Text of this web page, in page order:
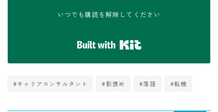
いつでも購読を解除してください
#キャリアコンサルタント #影褒め #落語 #転機